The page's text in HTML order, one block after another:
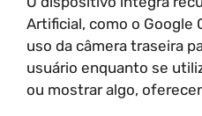
Artificial, como o Google
uso da câmera traseira
usuário enquanto se
ou mostrar algo,